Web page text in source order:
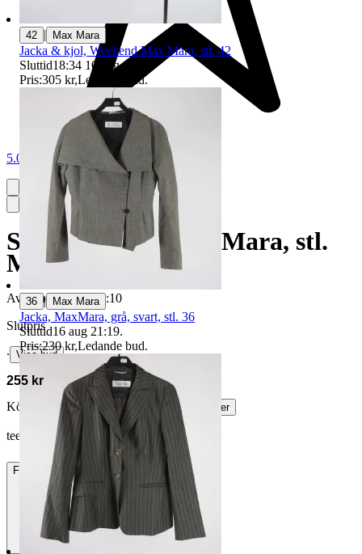
5.0
Stickad tröja, Max Mara, stl.
M
Avslutad 24 maj 21:10
Slutpris
∙ Visa bud
255 kr
Köparskydd är valfritt hos företag.
Läs mer
teel22 vann auktionen
Frakt 84 kr DSV
42 | Max Mara
Jacka & kjol, Weekend Max Mara, stl. 42
Sluttid18:34 10 aug 18:34
Pris:305 kr,Ledande bud.
36 | Max Mara
Jacka, MaxMara, grå, svart, stl. 36
Sluttid16 aug 21:19.
Pris:230 kr,Ledande bud.